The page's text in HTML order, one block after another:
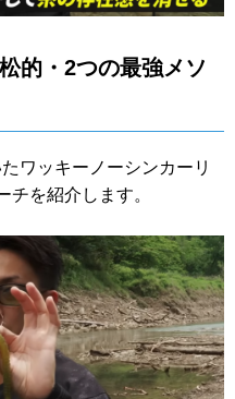
的・2つの最強メソ
ワッキーノーシンカーリ
チを紹介します。